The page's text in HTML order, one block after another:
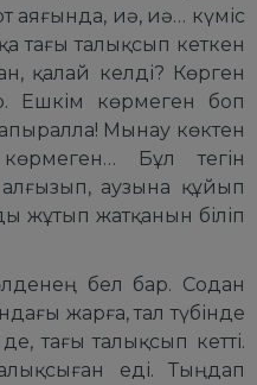
аяғында, иә, иә… күміс
тағы талықсып кеткен
қалай келді? Көрген
Ешкім көрмеген боп
Мынау көктен
Бұл тегін
аузына құйып
жұтып жатқанын біліп
бел бар. Содан
жарға, тал түбінде
тағы талықсып кетті.
еді. Тыңдап